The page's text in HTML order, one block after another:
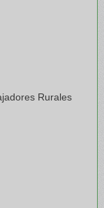
Rurales